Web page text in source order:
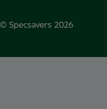
© Specsavers 2026